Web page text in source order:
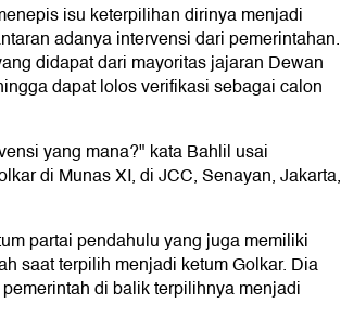
isu keterpilihan dirinya menjadi
adanya intervensi dari pemerintahan.
didapat dari mayoritas jajaran Dewan
dapat lolos verifikasi sebagai calon
yang mana?" kata Bahlil usai
di Munas XI, di JCC, Senayan, Jakarta,
partai pendahulu yang juga memiliki
saat terpilih menjadi ketum Golkar. Dia
di balik terpilihnya menjadi